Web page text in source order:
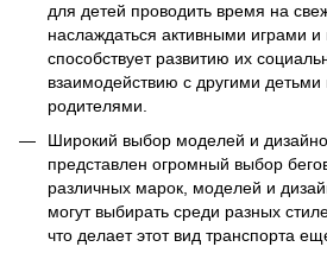
для детей проводить время на
наслаждаться активными играми и
способствует развитию их
взаимодействию с другими
родителями.
Широкий выбор моделей и
представлен огромный выбор
различных марок, моделей и
могут выбирать среди разных
что делает этот вид транспорта